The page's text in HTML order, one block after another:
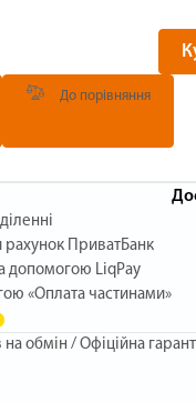
До порівняння
рахунок ПриватБанк
допомогою LiqPay
«Оплата частинами»
на обмін / Офіційна